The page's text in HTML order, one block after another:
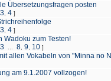
Übersetzungsfragen posten
3 4 ]
3 4 ]
Wadoku zum Testen!
3 8 9 10 ]
allen Vokabeln von "Minna no
am 9.1.2007 vollzogen!